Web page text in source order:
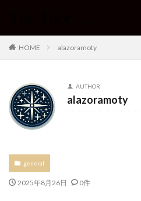
HOME alazoramoty
AUTHOR
alazoramoty
general
2025年8月26日 0件